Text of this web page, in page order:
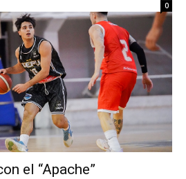
0
el “Apache”